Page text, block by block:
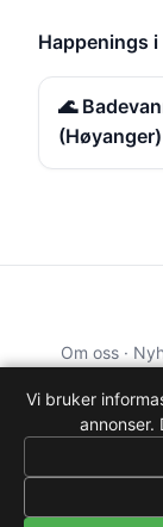
Happenings
🌊
Om oss ·
Data from TMDB,
Vi bruker
annonser.